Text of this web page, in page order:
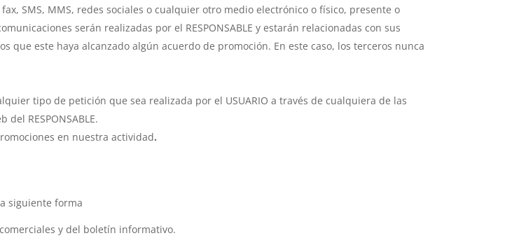
SMS, MMS, redes sociales o cualquier otro medio electrónico o físico, presente o
serán realizadas por el RESPONSABLE y estarán relacionadas con sus
que este haya alcanzado algún acuerdo de promoción. En este caso, los terceros nunca
tipo de petición que sea realizada por el USUARIO a través de cualquiera de las
RESPONSABLE.
en nuestra actividad.
siguiente forma
y del boletín informativo.